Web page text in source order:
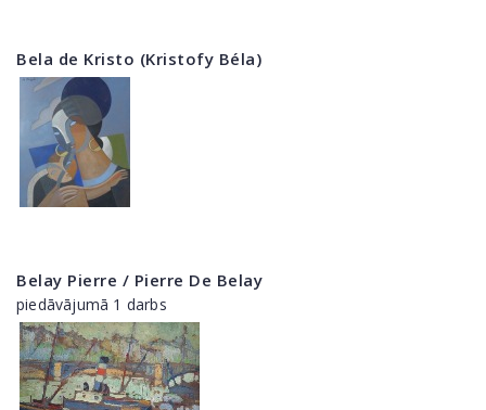
Bela de Kristo (Kristofy Béla)
Belay Pierre / Pierre De Belay
piedāvājumā 1 darbs